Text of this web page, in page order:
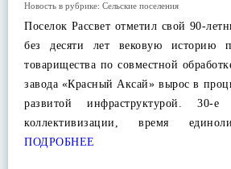
Новость в рубрике: Сельские поселения
Поселок Рассвет отметил свой 90-
без десяти лет вековую историю
товарищества по совместной
завода «Красный Аксай» вырос в
развитой инфраструктурой.
коллективизации, время
ПОДРОБНЕЕ